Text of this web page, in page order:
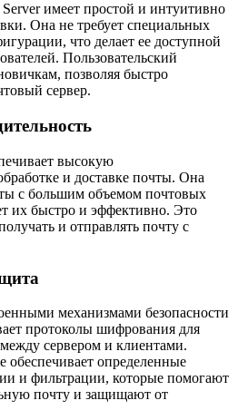
имеет простой и интуитивно
Она не требует специальных
что делает ее доступной
Пользовательский
позволяя быстро
сервер.
высокую
и доставке почты. Она
с большим объемом почтовых
их быстро и эффективно. Это
и отправлять почту с
механизмами безопасности
протоколы шифрования для
сервером и клиентами.
обеспечивает определенные
и фильтрации, которые помогают
почту и защищают от